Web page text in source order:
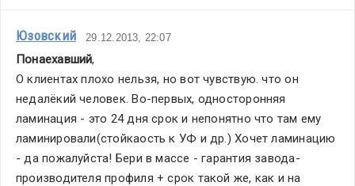
Юзовский 29.12.2013, 22:07
Понаехавший,
О клиентах плохо нельзя, но вот чувствую. что он
недалёкий человек. Во-первых, односторонняя
ламинация - это 24 дня срок и непонятно что там ему
ламинировали(стойкаость к УФ и др.) Хочет ламинацию
- да пожалуйста! Бери в массе - гарантия завода-
производителя профиля + срок такой же, как и на